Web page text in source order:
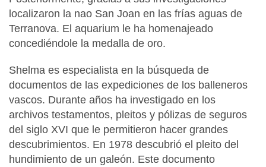
localizaron la nao San Joan en las frías aguas de
Terranova. El aquarium le ha homenajeado
concediéndole la medalla de oro.
Shelma es especialista en la búsqueda de
documentos de las expediciones de los balleneros
vascos. Durante años ha investigado en los
archivos testamentos, pleitos y pólizas de seguros
del siglo XVI que le permitieron hacer grandes
descubrimientos. En 1978 descubrió el pleito del
hundimiento de un galeón. Este documento